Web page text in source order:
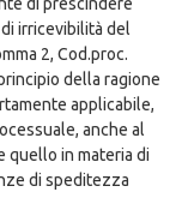
irricevibilità del
2, Cod.proc.
della ragione
applicabile,
anche al
quello in materia di
di speditezza